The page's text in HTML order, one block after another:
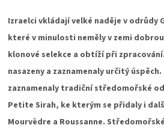
Izraelci vkládají velké naděje v odrůdy
které v minulosti neměly v zemi
klonové selekce a obtíží při
nasazeny a zaznamenaly určitý úspěch.
zaznamenaly tradiční středomořské
Petite Sirah, ke kterým se přidaly i
Mourvèdre a Roussanne.